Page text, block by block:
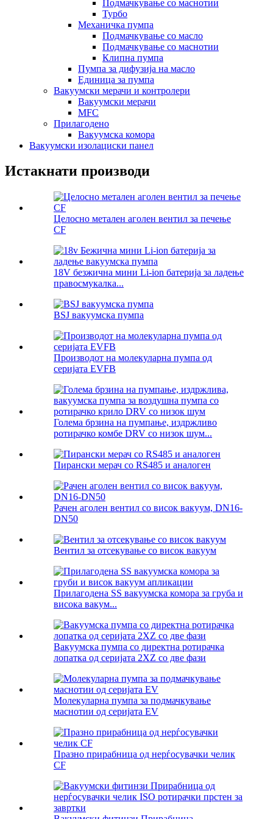
Подмачкување со маснотии
Турбо
Механичка пумпа
Подмачкување со масло
Подмачкување со маснотии
Клипна пумпа
Пумпа за дифузија на масло
Единица за пумпа
Вакуумски мерачи и контролери
Вакуумски мерачи
MFC
Прилагодено
Вакуумска комора
Вакуумски изолациски панел
Истакнати производи
Целосно метален аголен вентил за печење
CF
18V безжична мини Li-ion батерија за ладење
правосмукалка...
BSJ вакуумска пумпа
Производот на молекуларна пумпа од
серијата EVFB
Голема брзина на пумпање, издржливо
ротирачко комбе DRV со низок шум...
Пирански мерач со RS485 и аналоген
Рачен аголен вентил со висок вакуум, DN16-
DN50
Вентил за отсекување со висок вакуум
Прилагодена SS вакуумска комора за груба и
висока вакум...
Вакуумска пумпа со директна ротирачка
лопатка од серијата 2XZ со две фази
Молекуларна пумпа за подмачкување
маснотии од серијата EV
Празно прирабница од нерѓосувачки челик
CF